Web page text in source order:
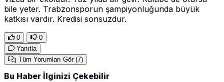
bile yeter. Trabzonsporun şampiyonluğunda büyük
katkısı vardır. Kredisi sonsuzdur.
0
0
Yanıtla
Tüm Yorumları Gör (7)
Bu Haber İlginizi Çekebilir